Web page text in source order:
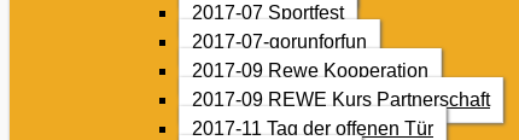
2017-07 Sportfest
2017-07-gorunforfun
2017-09 Rewe Kooperation
2017-09 REWE Kurs Partnerschaft
2017-11 Tag der offenen Tür